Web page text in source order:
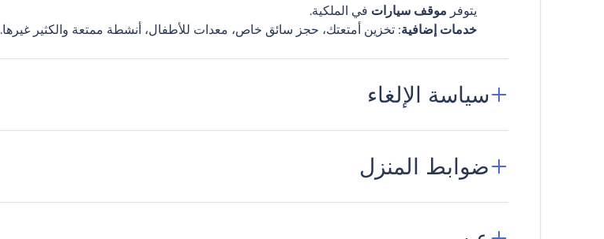
يتوفر موقف سيارات في الملكية.
خدمات إضافية: تخزين أمتعتك، حجز سائق خاص، معدات للأطفال، أنشطة ممتعة والكثير غيرها.
سياسة الإلغاء
ضوابط المنزل